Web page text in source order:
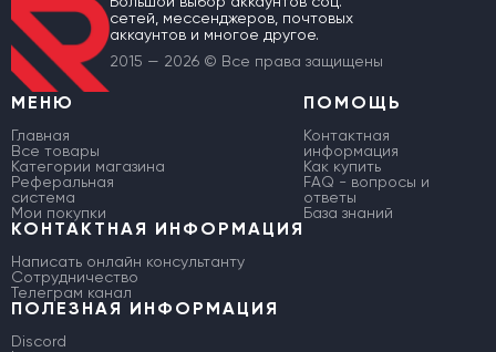
сетей, мессенджеров, почтовых
аккаунтов и многое другое.
2015 — 2026 © Все права защищены
МЕНЮ
Главная
Все товары
Категории магазина
Реферальная
система
Мои покупки
ПОМОЩЬ
Контактная
информация
Как купить
FAQ - вопросы и
ответы
База знаний
КОНТАКТНАЯ ИНФОРМАЦИЯ
Написать онлайн консультанту
Сотрудничество
Телеграм канал
ПОЛЕЗНАЯ ИНФОРМАЦИЯ
Discord